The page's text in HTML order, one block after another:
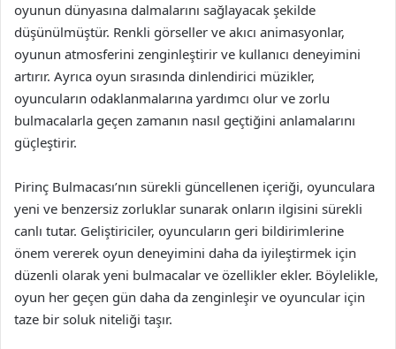
oyunun dünyasına dalmalarını sağlayacak şekilde
düşünülmüştür. Renkli görseller ve akıcı animasyonlar,
oyunun atmosferini zenginleştirir ve kullanıcı deneyimini
artırır. Ayrıca oyun sırasında dinlendirici müzikler,
oyuncuların odaklanmalarına yardımcı olur ve zorlu
bulmacalarla geçen zamanın nasıl geçtiğini anlamalarını
güçleştirir.
Pirinç Bulmacası’nın sürekli güncellenen içeriği, oyunculara
yeni ve benzersiz zorluklar sunarak onların ilgisini sürekli
canlı tutar. Geliştiriciler, oyuncuların geri bildirimlerine
önem vererek oyun deneyimini daha da iyileştirmek için
düzenli olarak yeni bulmacalar ve özellikler ekler. Böylelikle,
oyun her geçen gün daha da zenginleşir ve oyuncular için
taze bir soluk niteliği taşır.